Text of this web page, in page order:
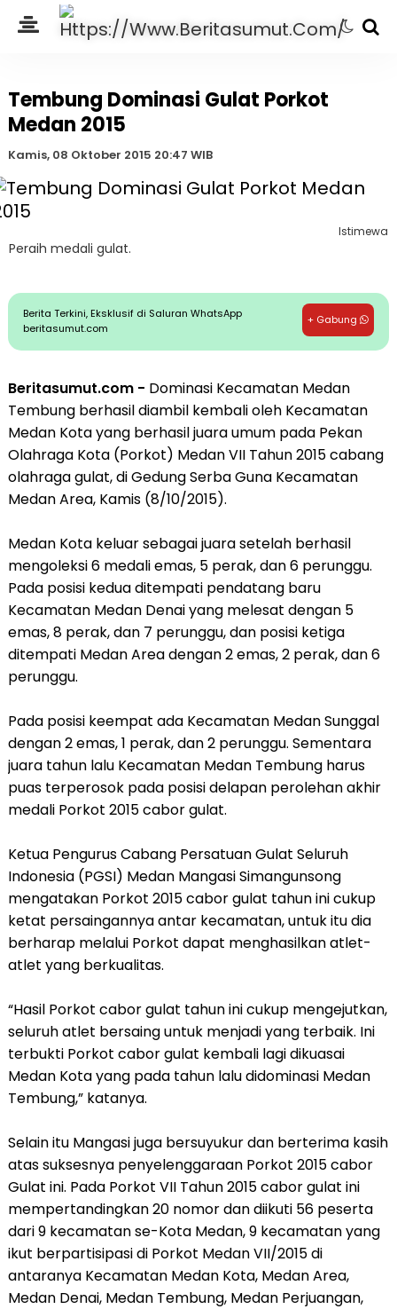
Tembung Dominasi Gulat Porkot
Medan 2015
Kamis, 08 Oktober 2015 20:47 WIB
Istimewa
Peraih medali gulat.
Berita Terkini, Eksklusif di Saluran WhatsApp
beritasumut.com
+ Gabung
Beritasumut.com - Dominasi Kecamatan Medan
Tembung berhasil diambil kembali oleh Kecamatan
Medan Kota yang berhasil juara umum pada Pekan
Olahraga Kota (Porkot) Medan VII Tahun 2015 cabang
olahraga gulat, di Gedung Serba Guna Kecamatan
Medan Area, Kamis (8/10/2015).
Medan Kota keluar sebagai juara setelah berhasil
mengoleksi 6 medali emas, 5 perak, dan 6 perunggu.
Pada posisi kedua ditempati pendatang baru
Kecamatan Medan Denai yang melesat dengan 5
emas, 8 perak, dan 7 perunggu, dan posisi ketiga
ditempati Medan Area dengan 2 emas, 2 perak, dan 6
perunggu.
Pada posisi keempat ada Kecamatan Medan Sunggal
dengan 2 emas, 1 perak, dan 2 perunggu. Sementara
juara tahun lalu Kecamatan Medan Tembung harus
puas terperosok pada posisi delapan perolehan akhir
medali Porkot 2015 cabor gulat.
Ketua Pengurus Cabang Persatuan Gulat Seluruh
Indonesia (PGSI) Medan Mangasi Simangunsong
mengatakan Porkot 2015 cabor gulat tahun ini cukup
ketat persaingannya antar kecamatan, untuk itu dia
berharap melalui Porkot dapat menghasilkan atlet-
atlet yang berkualitas.
“Hasil Porkot cabor gulat tahun ini cukup mengejutkan,
seluruh atlet bersaing untuk menjadi yang terbaik. Ini
terbukti Porkot cabor gulat kembali lagi dikuasai
Medan Kota yang pada tahun lalu didominasi Medan
Tembung,” katanya.
Selain itu Mangasi juga bersuyukur dan berterima kasih
atas suksesnya penyelenggaraan Porkot 2015 cabor
Gulat ini. Pada Porkot VII Tahun 2015 cabor gulat ini
mempertandingkan 20 nomor dan diikuti 56 peserta
dari 9 kecamatan se-Kota Medan, 9 kecamatan yang
ikut berpartisipasi di Porkot Medan VII/2015 di
antaranya Kecamatan Medan Kota, Medan Area,
Medan Denai, Medan Tembung, Medan Perjuangan,